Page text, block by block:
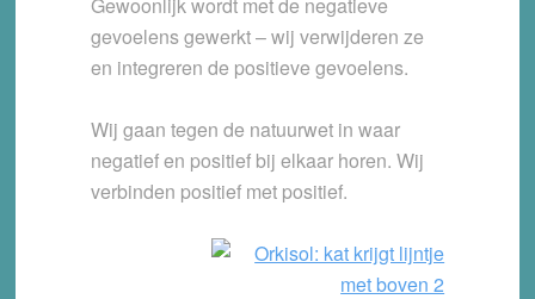
Gewoonlijk wordt met de negatieve
gevoelens gewerkt – wij verwijderen ze
en integreren de positieve gevoelens.
Wij gaan tegen de natuurwet in waar
negatief en positief bij elkaar horen. Wij
verbinden positief met positief.